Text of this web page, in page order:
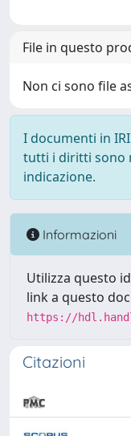
File in questo
Non ci sono file
I documenti in
tutti i diritti sono
indicazione.
Informazioni
Utilizza questo
link a questo
https://
Citazioni